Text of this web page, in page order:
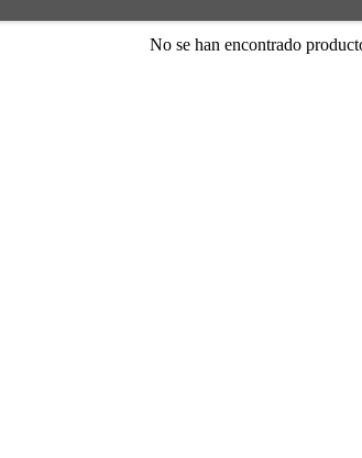
No se han encontrado